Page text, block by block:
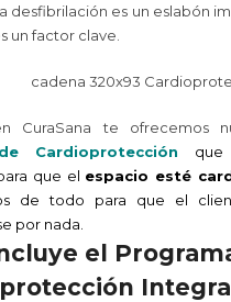
desfibrilación es un eslabón
un factor clave.
CuraSana te ofrecemos
Cardioprotección
que el espacio esté
de todo para que el
por nada.
el